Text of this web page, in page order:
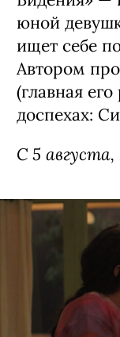
юной
ищет себе
Автором
(главная
доспехах:
С 5 августа,